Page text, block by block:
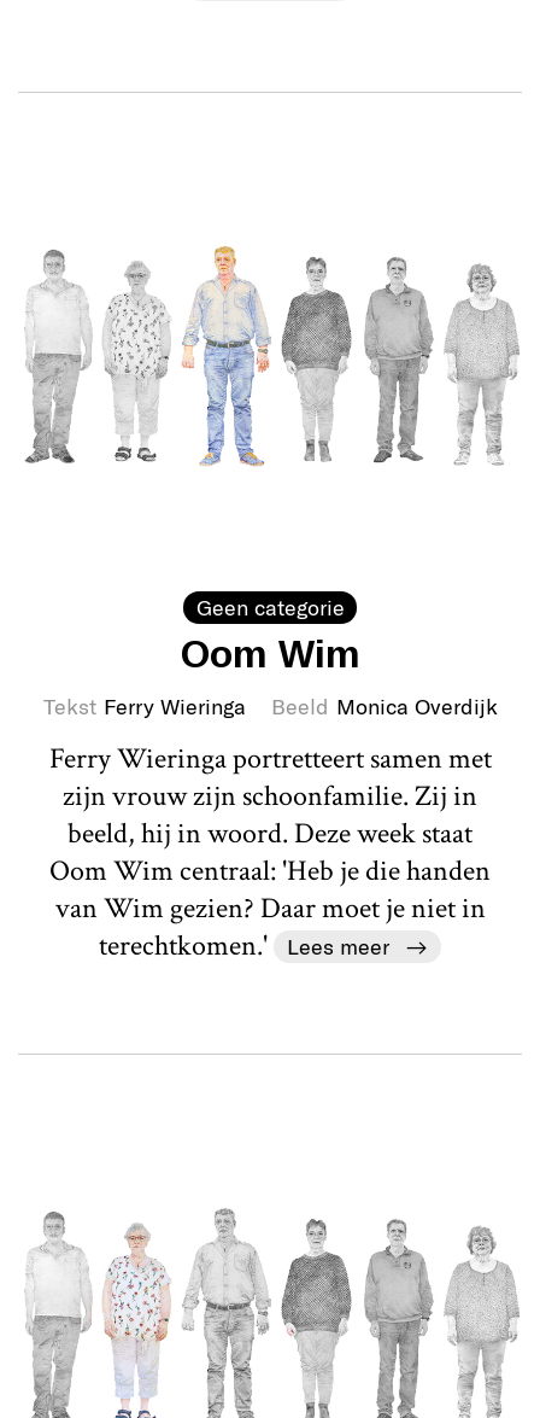
Geen categorie
Oom Wim
Tekst Ferry Wieringa Beeld Monica Overdijk
Ferry Wieringa portretteert samen met
zijn vrouw zijn schoonfamilie. Zij in
beeld, hij in woord. Deze week staat
Oom Wim centraal: 'Heb je die handen
van Wim gezien? Daar moet je niet in
terechtkomen.'
Lees meer